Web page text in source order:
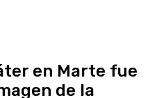
en Marte fue
de la